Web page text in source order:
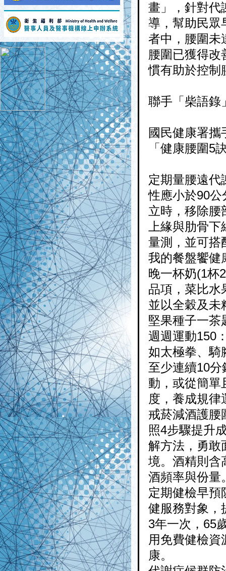
畫」，針對代
導，幫助民眾
者中，腰圍未
腰圍已獲得改
慣有助於控制
聯手「柴語錄
國民健康署
「健康腰圍5
定期量腰遠代
性應小於90公
立時，移除腰
上緣與肋骨
量測，並可搭
我的餐盤饗健
晚一杯奶(1杯
品項，菜比水
並以全穀及未
堅果種子一茶
週週運動150
如太極拳、騎
至少連續10
動，或從簡單
度，養成規律
戒菸減酒護腰
照4步驟提升
解方法，勇敢
境。酒精則含
酒頻率與份量
定期健檢早預
健服務對象，
3年一次，65
用免費健檢
康。